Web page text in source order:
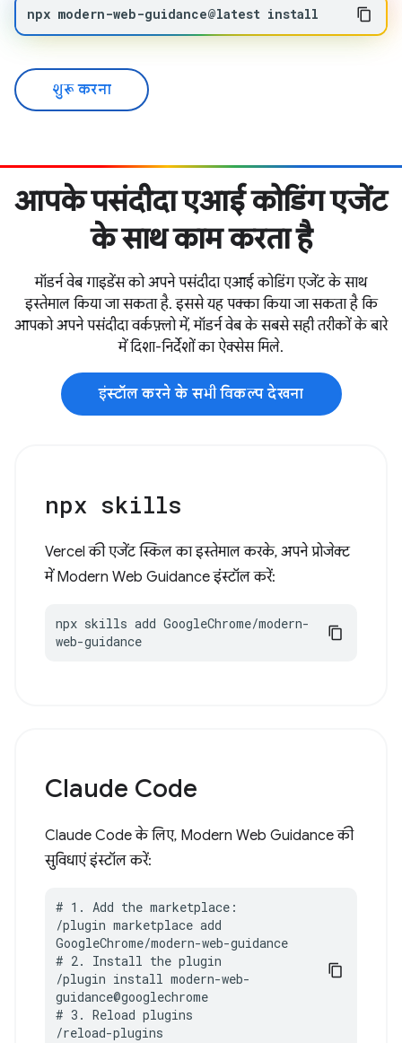
npx modern-web-guidance@latest install
शुरू करना
आपके पसंदीदा एआई कोडिंग एजेंट
के साथ काम करता है
मॉडर्न वेब गाइडेंस को अपने पसंदीदा एआई कोडिंग एजेंट के साथ
इस्तेमाल किया जा सकता है. इससे यह पक्का किया जा सकता है कि
आपको अपने पसंदीदा वर्कफ़्लो में, मॉडर्न वेब के सबसे सही तरीकों के बारे
में दिशा-निर्देशों का ऐक्सेस मिले.
इंस्टॉल करने के सभी विकल्प देखना
npx skills
Vercel की एजेंट स्किल का इस्तेमाल करके, अपने प्रोजेक्ट
में Modern Web Guidance इंस्टॉल करें:
npx skills add GoogleChrome/modern-
web-guidance
Claude Code
Claude Code के लिए, Modern Web Guidance की
सुविधाएं इंस्टॉल करें:
# 1. Add the marketplace:
/plugin marketplace add
GoogleChrome/modern-web-guidance
# 2. Install the plugin
/plugin install modern-web-
guidance@googlechrome
# 3. Reload plugins
/reload-plugins